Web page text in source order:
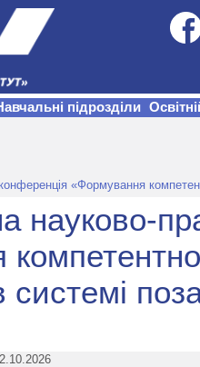
підрозділи
«Формування
науково-
системі